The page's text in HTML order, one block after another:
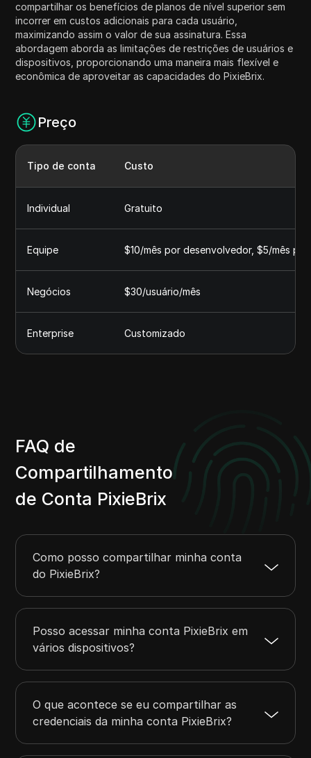
compartilhar os benefícios de planos de nível superior sem
incorrer em custos adicionais para cada usuário,
maximizando assim o valor de sua assinatura. Essa
abordagem aborda as limitações de restrições de usuários e
dispositivos, proporcionando uma maneira mais flexível e
econômica de aproveitar as capacidades do PixieBrix.
Preço
Tipo de conta Custo
Individual Gratuito
Equipe $10/mês por desenvolvedor, $5/mês
Negócios $30/usuário/mês
Enterprise Customizado
FAQ de
Compartilhamento
de Conta PixieBrix
Como posso compartilhar minha conta
do PixieBrix?
Posso acessar minha conta PixieBrix em
vários dispositivos?
O que acontece se eu compartilhar as
credenciais da minha conta PixieBrix?